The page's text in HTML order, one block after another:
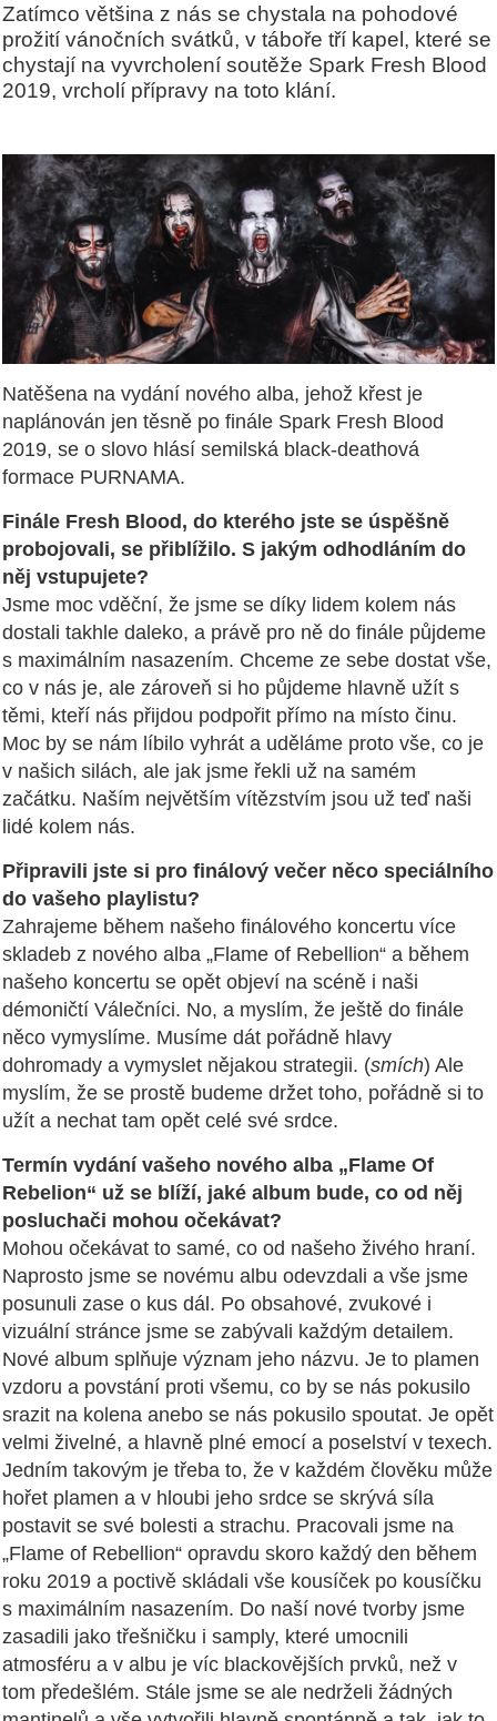
Zatímco většina z nás se chystala na pohodové
prožití vánočních svátků, v táboře tří kapel, které se
chystají na vyvrcholení soutěže Spark Fresh Blood
2019, vrcholí přípravy na toto klání.
Natěšena na vydání nového alba, jehož křest je
naplánován jen těsně po finále Spark Fresh Blood
2019, se o slovo hlásí semilská black-deathová
formace PURNAMA.
Finále Fresh Blood, do kterého jste se úspěšně
probojovali, se přiblížilo. S jakým odhodláním do
něj vstupujete?
Jsme moc vděční, že jsme se díky lidem kolem nás
dostali takhle daleko, a právě pro ně do finále půjdeme
s maximálním nasazením. Chceme ze sebe dostat vše,
co v nás je, ale zároveň si ho půjdeme hlavně užít s
těmi, kteří nás přijdou podpořit přímo na místo činu.
Moc by se nám líbilo vyhrát a uděláme proto vše, co je
v našich silách, ale jak jsme řekli už na samém
začátku. Naším největším vítězstvím jsou už teď naši
lidé kolem nás.
Připravili jste si pro finálový večer něco speciálního
do vašeho playlistu?
Zahrajeme během našeho finálového koncertu více
skladeb z nového alba „Flame of Rebellion“ a během
našeho koncertu se opět objeví na scéně i naši
démoničtí Válečníci. No, a myslím, že ještě do finále
něco vymyslíme. Musíme dát pořádně hlavy
dohromady a vymyslet nějakou strategii. (smích) Ale
myslím, že se prostě budeme držet toho, pořádně si to
užít a nechat tam opět celé své srdce.
Termín vydání vašeho nového alba „Flame Of
Rebelion“ už se blíží, jaké album bude, co od něj
posluchači mohou očekávat?
Mohou očekávat to samé, co od našeho živého hraní.
Naprosto jsme se novému albu odevzdali a vše jsme
posunuli zase o kus dál. Po obsahové, zvukové i
vizuální stránce jsme se zabývali každým detailem.
Nové album splňuje význam jeho názvu. Je to plamen
vzdoru a povstání proti všemu, co by se nás pokusilo
srazit na kolena anebo se nás pokusilo spoutat. Je opět
velmi živelné, a hlavně plné emocí a poselství v texech.
Jedním takovým je třeba to, že v každém člověku může
hořet plamen a v hloubi jeho srdce se skrývá síla
postavit se své bolesti a strachu. Pracovali jsme na
„Flame of Rebellion“ opravdu skoro každý den během
roku 2019 a poctivě skládali vše kousíček po kousíčku
s maximálním nasazením. Do naší nové tvorby jsme
zasadili jako třešničku i samply, které umocnili
atmosféru a v albu je víc blackovějších prvků, než v
tom předešlém. Stále jsme se ale nedrželi žádných